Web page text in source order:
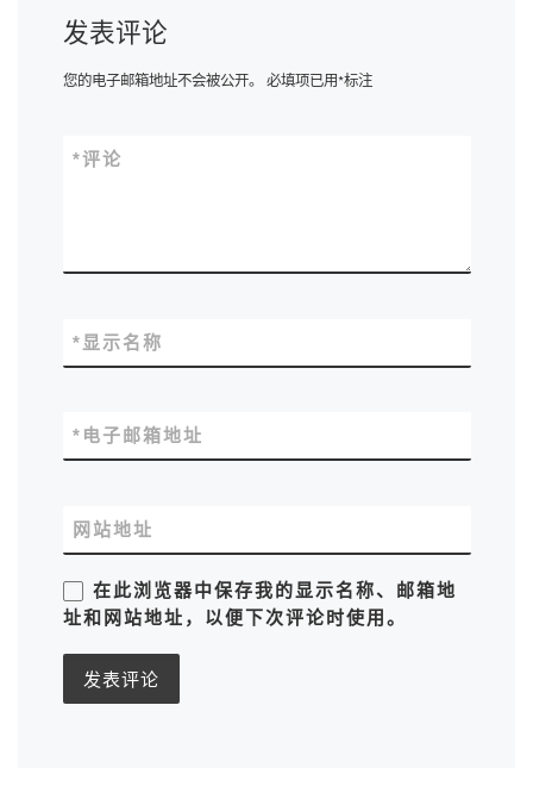
发表评论
您的电子邮箱地址不会被公开。 必填项已用*标注
评论
*
显示名称
*
电子邮箱地址
*
网站地址
在此浏览器中保存我的显示名称、邮箱地
址和网站地址，以便下次评论时使用。